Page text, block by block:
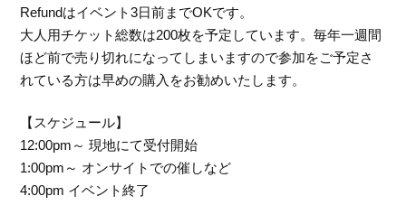
Refundはイベント3日前までOKです。
大人用チケット総数は200枚を予定しています。毎年一週間
ほど前で売り切れになってしまいますので参加をご予定さ
れている方は早めの購入をお勧めいたします。
【スケジュール】
12:00pm～ 現地にて受付開始
1:00pm～ オンサイトでの催しなど
4:00pm イベント終了